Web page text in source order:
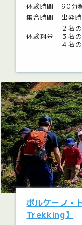
体験時間
90分
集合時間
出発
体験料金
２名
３名
４名
ボルケーノ・
Trekking】